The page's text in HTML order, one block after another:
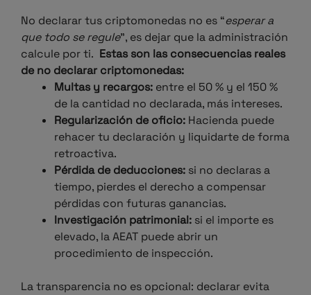
No declarar tus criptomonedas no es “esperar a
que todo se regule”, es dejar que la administración
calcule por ti. Estas son las consecuencias reales
de no declarar criptomonedas:
Multas y recargos: entre el 50 % y el 150 %
de la cantidad no declarada, más intereses.
Regularización de oficio: Hacienda puede
rehacer tu declaración y liquidarte de forma
retroactiva.
Pérdida de deducciones: si no declaras a
tiempo, pierdes el derecho a compensar
pérdidas con futuras ganancias.
Investigación patrimonial: si el importe es
elevado, la AEAT puede abrir un
procedimiento de inspección.
La transparencia no es opcional: declarar evita